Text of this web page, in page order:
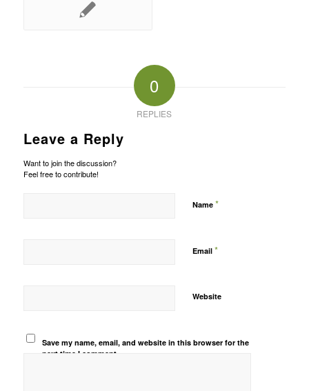
0
REPLIES
Leave a Reply
Want to join the discussion?
Feel free to contribute!
Name *
Email *
Website
Save my name, email, and website in this browser for the
next time I comment.